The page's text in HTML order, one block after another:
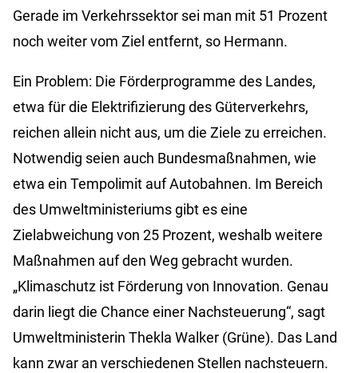
Gerade im Verkehrssektor sei man mit 51 Prozent
noch weiter vom Ziel entfernt, so Hermann.
Ein Problem: Die Förderprogramme des Landes,
etwa für die Elektrifizierung des Güterverkehrs,
reichen allein nicht aus, um die Ziele zu erreichen.
Notwendig seien auch Bundesmaßnahmen, wie
etwa ein Tempolimit auf Autobahnen. Im Bereich
des Umweltministeriums gibt es eine
Zielabweichung von 25 Prozent, weshalb weitere
Maßnahmen auf den Weg gebracht wurden.
„Klimaschutz ist Förderung von Innovation. Genau
darin liegt die Chance einer Nachsteuerung“, sagt
Umweltministerin Thekla Walker (Grüne). Das Land
kann zwar an verschiedenen Stellen nachsteuern.